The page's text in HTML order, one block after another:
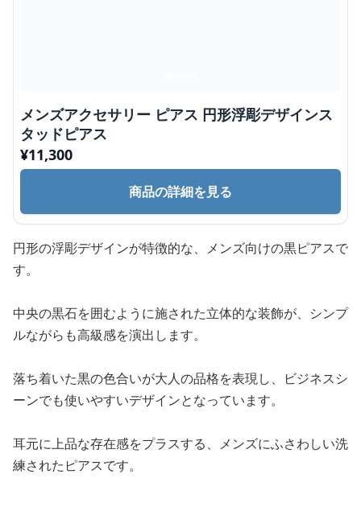
メンズアクセサリー ピアス 円形浮彫デザインス
タッドピアス
¥11,300
商品の詳細を見る
円形の浮彫デザインが特徴的な、メンズ向けの黒ピアスで
す。
中央の黒石を囲むように施された立体的な装飾が、シンプ
ルながらも高級感を演出します。
落ち着いた黒の色合いが大人の品格を表現し、ビジネスシ
ーンでも使いやすいデザインとなっています。
耳元に上品な存在感をプラスする、メンズにふさわしい洗
練されたピアスです。